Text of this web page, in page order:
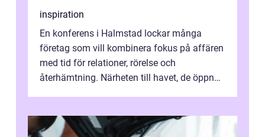
inspiration
En konferens i Halmstad lockar många
företag som vill kombinera fokus på affären
med tid för relationer, rörelse och
återhämtning. Närheten till havet, de öppna